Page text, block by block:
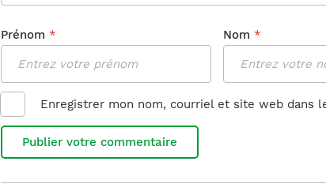
Prénom * Nom *
Enregistrer mon nom, courriel et site web dans